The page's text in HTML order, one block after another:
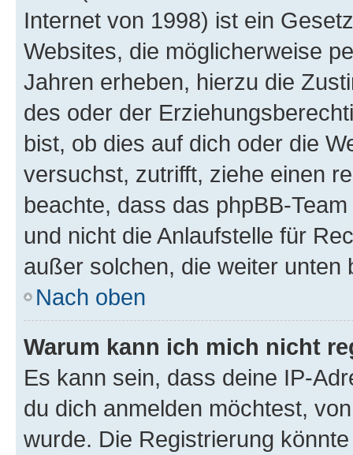
Internet von 1998) ist ein
Websites, die möglicherweise
Jahren erheben, hierzu die
des oder der
bist, ob dies auf dich oder die
versuchst, zutrifft, ziehe einen
beachte, dass das phpBB-
und nicht die Anlaufstelle für
außer solchen, die weiter unten
Nach oben
Warum kann ich mich nicht
Es kann sein, dass deine IP-
du dich anmelden möchtest,
wurde. Die Registrierung